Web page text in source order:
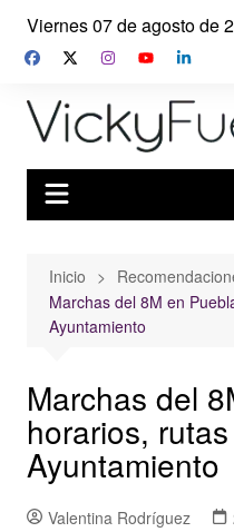
Saltar
contenido
Viernes 07 de agosto de
Inicio
Marchas del 8M en
Ayuntamiento
Marchas del
horarios,
Ayuntamiento
Valentina Rodríguez